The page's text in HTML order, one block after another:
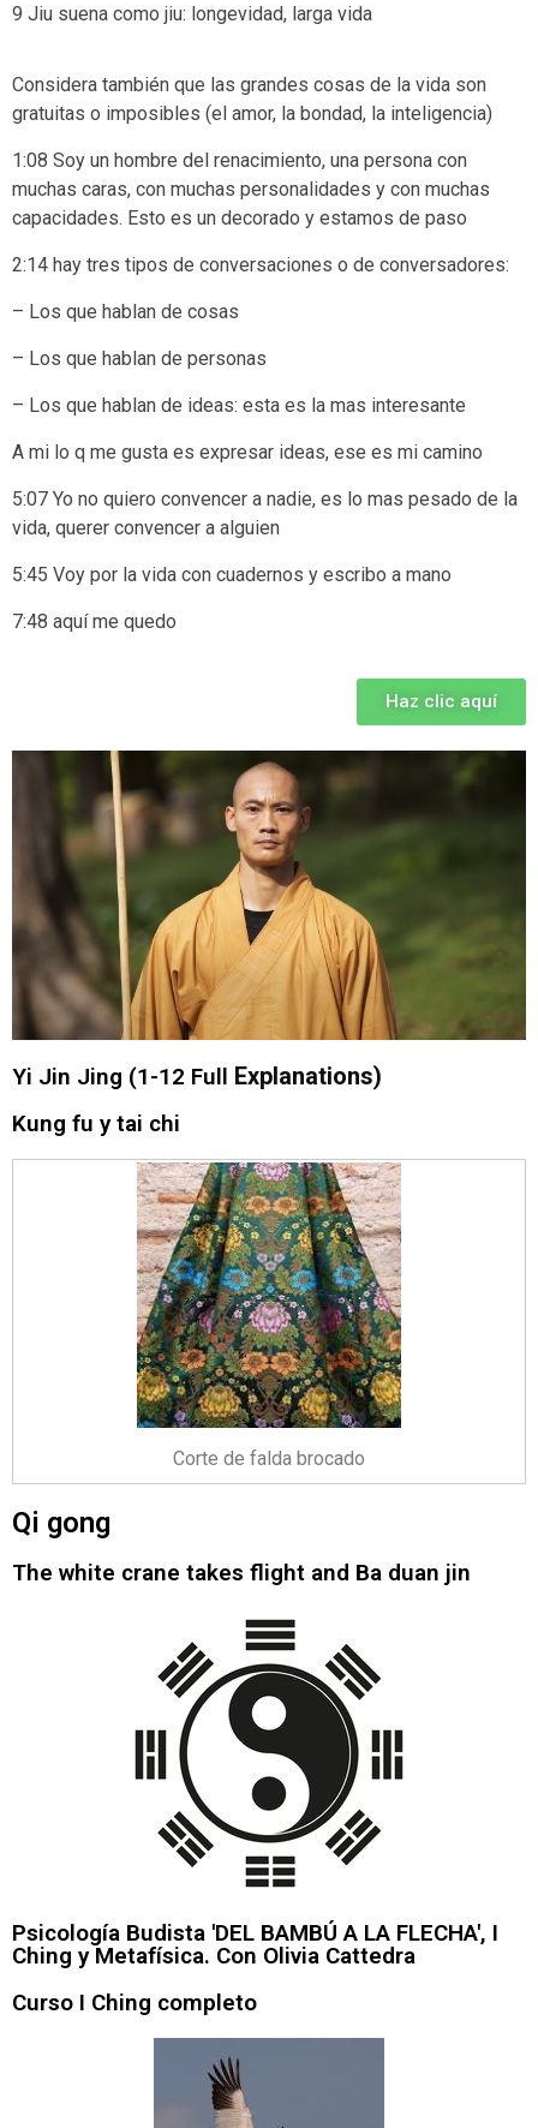
9 Jiu suena como jiu: longevidad, larga vida
Considera también que las grandes cosas de la vida son
gratuitas o imposibles (el amor, la bondad, la inteligencia)
1:08 Soy un hombre del renacimiento, una persona con
muchas caras, con muchas personalidades y con muchas
capacidades. Esto es un decorado y estamos de paso
2:14 hay tres tipos de conversaciones o de conversadores:
– Los que hablan de cosas
– Los que hablan de personas
– Los que hablan de ideas: esta es la mas interesante
A mi lo q me gusta es expresar ideas, ese es mi camino
5:07 Yo no quiero convencer a nadie, es lo mas pesado de la
vida, querer convencer a alguien
5:45 Voy por la vida con cuadernos y escribo a mano
7:48 aquí me quedo
Haz clic aquí
Yi Jin Jing (1-12 Full Explanations)
Kung fu y tai chi
Corte de falda brocado
Qi gong
The white crane takes flight and Ba duan jin
Psicología Budista 'DEL BAMBÚ A LA FLECHA', I
Ching y Metafísica. Con Olivia Cattedra
Curso I Ching completo